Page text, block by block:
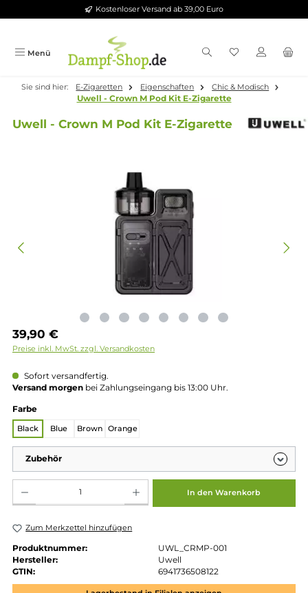
Zum Hauptinhalt springenKostenloser Versand ab 39,00 Euro
Menü
E-Zigaretten Eigenschaften
Bildergalerie überspringen
39,90 €
Preise inkl. MwSt. zzgl. Versandkosten
Sofort versandfertig.
Versand morgenbei Zahlungseingang bis 13:00 Uhr.
Farbeauswählen
In den Warenkorb
Zum Merkzettel hinzufügen